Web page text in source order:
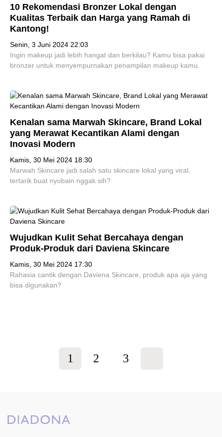
10 Rekomendasi Bronzer Lokal dengan
Kualitas Terbaik dan Harga yang Ramah di
Kantong!
Senin, 3 Juni 2024 22:03
Ingin makeup jadi lebih hangat dan berkilau? Kamu bisa pakai
bronzer untuk menyempurnakan penampilan makeup kamu.
Kenalan sama Marwah Skincare, Brand Lokal
yang Merawat Kecantikan Alami dengan
Inovasi Modern
Kamis, 30 Mei 2024 18:30
Marwah Skincare jadi salah satu skincare lokal yang viral,
tertarik buat nyobain nggak sih?
Wujudkan Kulit Sehat Bercahaya dengan
Produk-Produk dari Daviena Skincare
Kamis, 30 Mei 2024 17:30
Rahasia cantik dengan Daviena Skincare, produk apa aja yang
bisa digunakan?
1 2 3